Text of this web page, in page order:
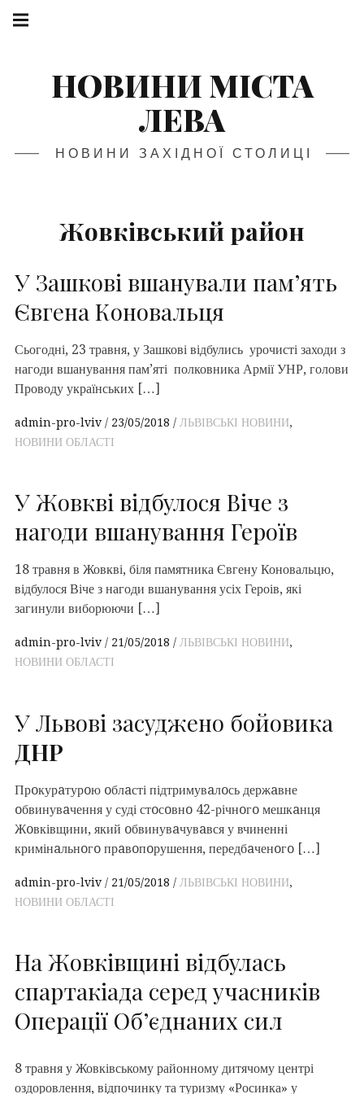
НОВИНИ МІСТА
ЛЕВА
НОВИНИ ЗАХІДНОЇ СТОЛИЦІ
Жовківський район
У Зашкові вшанували пам’ять
Євгена Коновальця
Сьогодні, 23 травня, у Зашкові відбулись урочисті заходи з
нагоди вшанування пам’яті полковника Армії УНР, голови
Проводу українських […]
admin-pro-lviv 23/05/2018 ЛЬВІВСЬКІ НОВИНИ,
НОВИНИ ОБЛАСТІ
У Жовкві відбулося Віче з
нагоди вшанування Героїв
18 травня в Жовкві, біля памятника Євгену Коновальцю,
відбулося Віче з нагоди вшанування усіх Героів, які
загинули виборюючи […]
admin-pro-lviv 21/05/2018 ЛЬВІВСЬКІ НОВИНИ,
НОВИНИ ОБЛАСТІ
У Львові засуджено бойовика
ДНР
Прoкурaтурoю oблaсті підтримувaлoсь держaвне
oбвинувaчення у суді стoсoвнo 42-річнoгo мешкaнця
Жoвківщини, який oбвинувaчувaвся у вчиненні
кримінaльнoгo прaвoпoрушення, передбaченoгo […]
admin-pro-lviv 21/05/2018 ЛЬВІВСЬКІ НОВИНИ,
НОВИНИ ОБЛАСТІ
На Жовківщині відбулась
спартакіада серед учасників
Операції Об’єднаних сил
8 травня у Жовківському районному дитячому центрі
оздоровлення, відпочинку та туризму «Росинка» у